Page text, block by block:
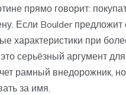
прямо говорит:
Если Boulder
характеристики при
серьёзный аргумент для
рамный внедорожник,
за имя.